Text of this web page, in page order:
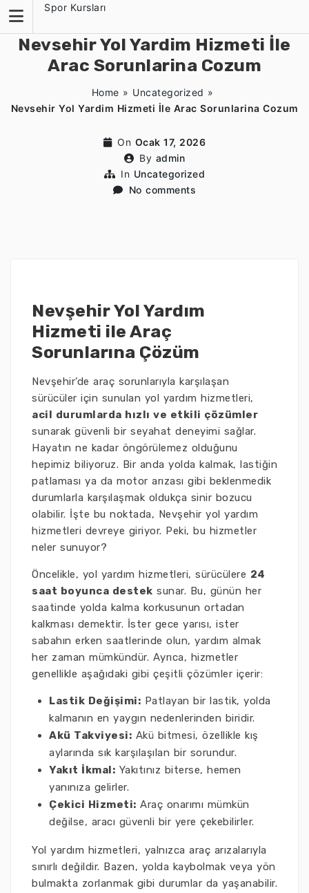
content
Spor Kursları
Nevsehir Yol Yardim Hizmeti İle
Arac Sorunlarina Cozum
Home » Uncategorized »
Nevsehir Yol Yardim Hizmeti İle Arac Sorunlarina Cozum
On Ocak 17, 2026
By admin
In Uncategorized
No comments
Nevşehir Yol Yardım
Hizmeti ile Araç
Sorunlarına Çözüm
Nevşehir’de araç sorunlarıyla karşılaşan
sürücüler için sunulan yol yardım hizmetleri,
acil durumlarda hızlı ve etkili çözümler
sunarak güvenli bir seyahat deneyimi sağlar.
Hayatın ne kadar öngörülemez olduğunu
hepimiz biliyoruz. Bir anda yolda kalmak, lastiğin
patlaması ya da motor arızası gibi beklenmedik
durumlarla karşılaşmak oldukça sinir bozucu
olabilir. İşte bu noktada, Nevşehir yol yardım
hizmetleri devreye giriyor. Peki, bu hizmetler
neler sunuyor?
Öncelikle, yol yardım hizmetleri, sürücülere 24
saat boyunca destek sunar. Bu, günün her
saatinde yolda kalma korkusunun ortadan
kalkması demektir. İster gece yarısı, ister
sabahın erken saatlerinde olun, yardım almak
her zaman mümkündür. Ayrıca, hizmetler
genellikle aşağıdaki gibi çeşitli çözümler içerir:
Lastik Değişimi: Patlayan bir lastik, yolda
kalmanın en yaygın nedenlerinden biridir.
Akü Takviyesi: Akü bitmesi, özellikle kış
aylarında sık karşılaşılan bir sorundur.
Yakıt İkmal: Yakıtınız biterse, hemen
yanınıza gelirler.
Çekici Hizmeti: Araç onarımı mümkün
değilse, aracı güvenli bir yere çekebilirler.
Yol yardım hizmetleri, yalnızca araç arızalarıyla
sınırlı değildir. Bazen, yolda kaybolmak veya yön
bulmakta zorlanmak gibi durumlar da yaşanabilir.